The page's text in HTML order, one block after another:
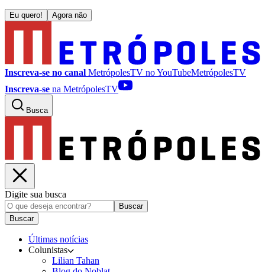
Eu quero! Agora não
Inscreva-se no canal MetrópolesTV noYouTubeMetrópolesTV
Inscreva-se na MetrópolesTV
Busca
Digite sua busca
Buscar
Buscar
Últimas notícias
Colunistas
Lilian Tahan